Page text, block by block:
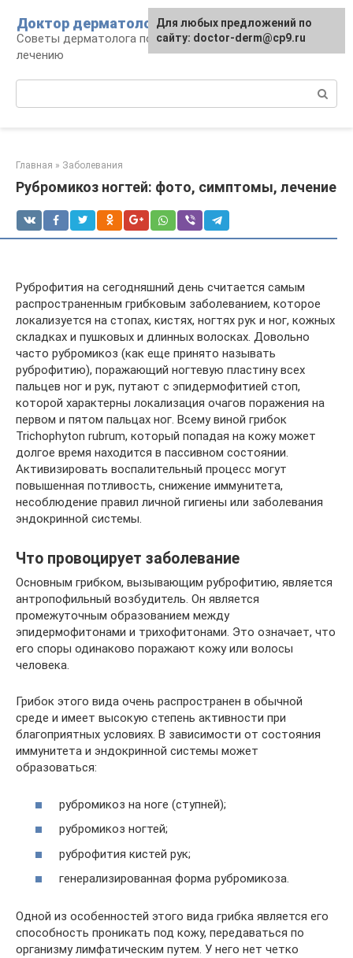
контенту
Доктор дерматолог
Советы дерматолога по уходу за кожей и
лечению
Главная » Заболевания
Рубромикоз ногтей: фото, симптомы, лечение
Руброфития на сегодняшний день считается самым
распространенным грибковым заболеванием, которое
локализуется на стопах, кистях, ногтях рук и ног, кожных
складках и пушковых и длинных волосках. Довольно
часто рубромикоз (как еще принято называть
руброфитию), поражающий ногтевую пластину всех
пальцев ног и рук, путают с эпидермофитией стоп,
которой характерны локализация очагов поражения на
первом и пятом пальцах ног. Всему виной грибок
Trichophyton rubrum, который попадая на кожу может
долгое время находится в пассивном состоянии.
Активизировать воспалительный процесс могут
повышенная потливость, снижение иммунитета,
несоблюдение правил личной гигиены или заболевания
эндокринной системы.
Что провоцирует заболевание
Основным грибком, вызывающим руброфитию, является
антропофильный возбудитель. Он является
промежуточным образованием между
эпидермофитонами и трихофитонами. Это означает, что
его споры одинаково поражают кожу или волосы
человека.
Грибок этого вида очень распространен в обычной
среде и имеет высокую степень активности при
благоприятных условиях. В зависимости от состояния
иммунитета и эндокринной системы может
образоваться:
рубромикоз на ноге (ступней);
рубромикоз ногтей;
руброфития кистей рук;
генерализированная форма рубромикоза.
Одной из особенностей этого вида грибка является его
способность проникать под кожу, передаваться по
организму лимфатическим путем. У него нет четко
Для любых предложений по
сайту: doctor-derm@cp9.ru